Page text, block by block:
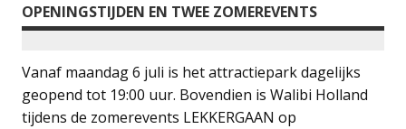
OPENINGSTIJDEN EN TWEE ZOMEREVENTS
Vanaf maandag 6 juli is het attractiepark dagelijks
geopend tot 19:00 uur. Bovendien is Walibi Holland
tijdens de zomerevents LEKKERGAAN op